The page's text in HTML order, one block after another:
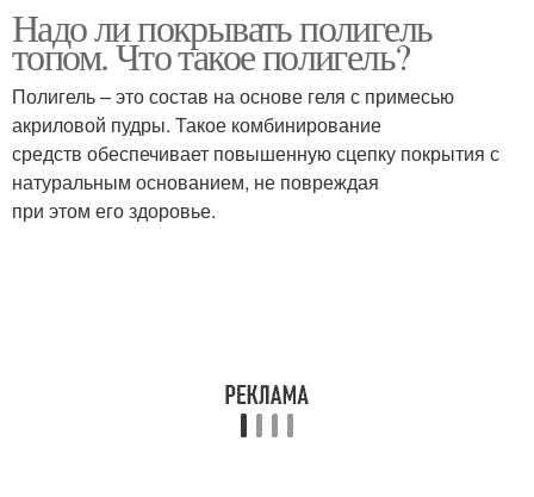
Надо ли покрывать полигель
топом. Что такое полигель?
Полигель – это состав на основе геля с примесью
акриловой пудры. Такое комбинирование
средств обеспечивает повышенную сцепку покрытия с
натуральным основанием, не повреждая
при этом его здоровье.